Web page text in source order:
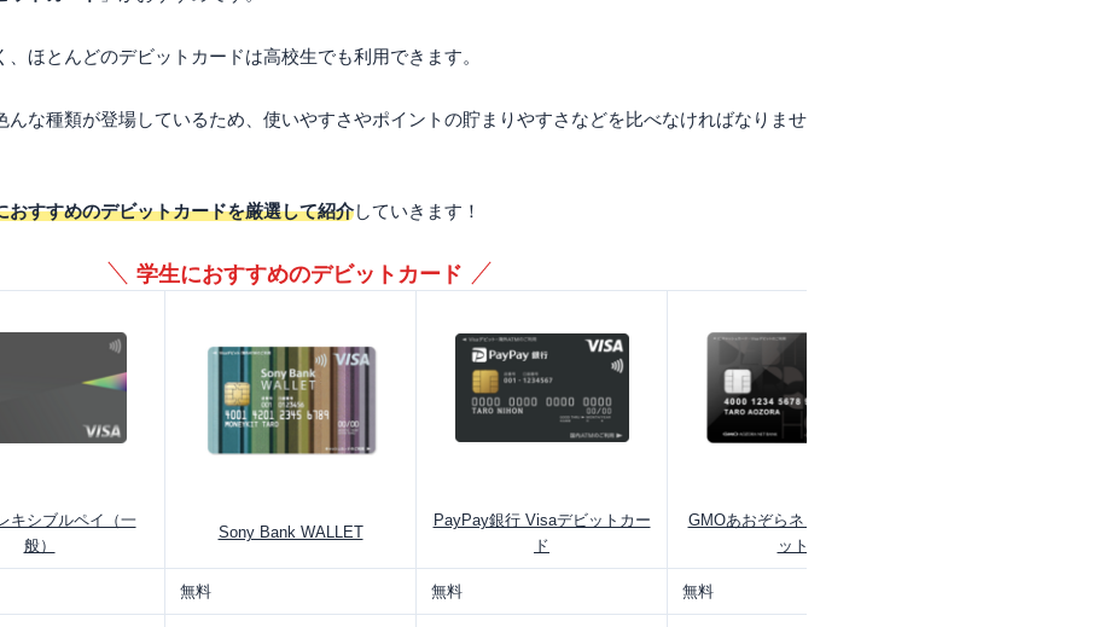
ほとんどのデビットカードは高校生でも利用できます。
んな種類が登場しているため、使いやすさやポイントの貯まりやすさなどを比べなければなりませ
おすすめのデビットカードを厳選して紹介していきます！
学生におすすめのデビットカード
キシブルペイ（一
般）
Sony Bank WALLET
PayPay銀行 Visaデビットカー
ド
GMOあおぞらネット銀行デビ
ット
無料 無料 無料